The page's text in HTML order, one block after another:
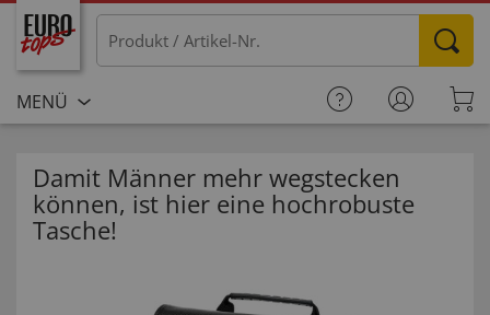
MENÜ
Damit Männer mehr wegstecken
können, ist hier eine hochrobuste
Tasche!